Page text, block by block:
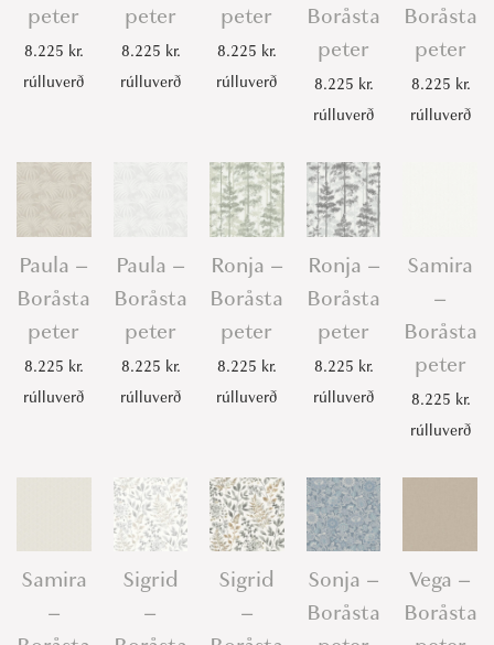
peter
8.225 kr.
rúlluverð
peter
8.225 kr.
rúlluverð
peter
8.225 kr.
rúlluverð
Boråsta
peter
8.225 kr.
rúlluverð
Boråsta
peter
8.225 kr.
rúlluverð
Paula –
Boråsta
peter
8.225 kr.
rúlluverð
Paula –
Boråsta
peter
8.225 kr.
rúlluverð
Ronja –
Boråsta
peter
8.225 kr.
rúlluverð
Ronja –
Boråsta
peter
8.225 kr.
rúlluverð
Samira
–
Boråsta
peter
8.225 kr.
rúlluverð
Samira
–
Sigrid
–
Sigrid
–
Sonja –
Boråsta
Vega –
Boråsta